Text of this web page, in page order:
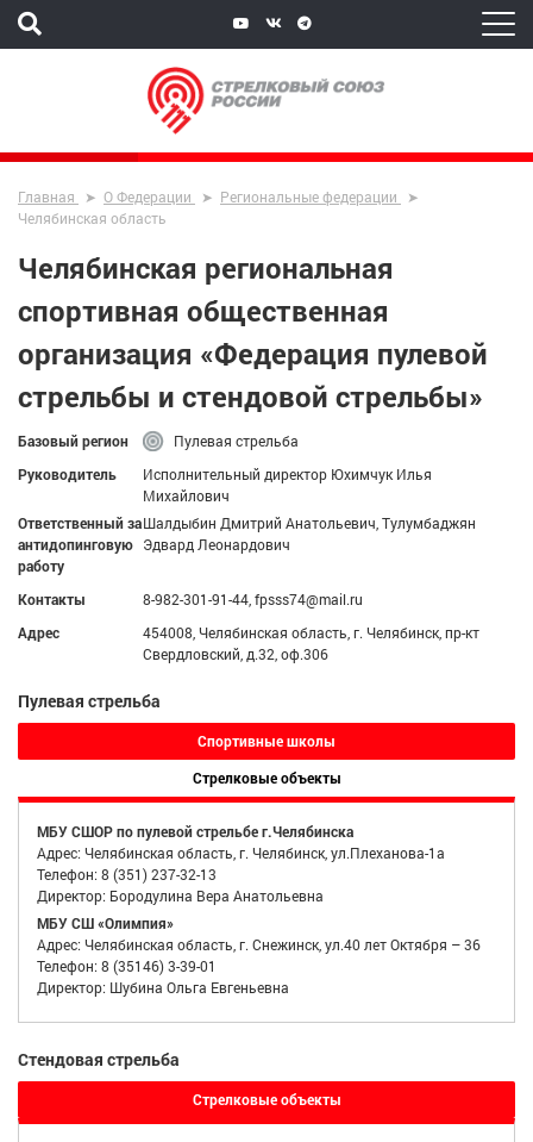
Главная О Федерации
Региональные федерации
Челябинская область
Челябинская региональная
спортивная общественная
организация «Федерация пулевой
стрельбы и стендовой стрельбы»
Базовый регион
Пулевая стрельба
Руководитель
Исполнительный директор Юхимчук Илья
Михайлович
Ответственный за
антидопинговую
работу
Шалдыбин Дмитрий Анатольевич, Тулумбаджян
Эдвард Леонардович
Контакты
8-982-301-91-44, fpsss74@mail.ru
Адрес
454008, Челябинская область, г. Челябинск, пр-кт
Свердловский, д.32, оф.306
Пулевая стрельба
Спортивные школы
Стрелковые объекты
МБУ СШОР по пулевой стрельбе г.Челябинска
Адрес: Челябинская область, г. Челябинск, ул.Плеханова-1а
Телефон: 8 (351) 237-32-13
Директор: Бородулина Вера Анатольевна
МБУ СШ «Олимпия»
Адрес: Челябинская область, г. Снежинск, ул.40 лет Октября – 36
Телефон: 8 (35146) 3-39-01
Директор: Шубина Ольга Евгеньевна
Стендовая стрельба
Стрелковые объекты